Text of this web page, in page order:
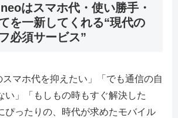
はスマホ代・使い勝手・
を一新してくれる“現代の
必須サービス”
マホ代を抑えたい」「でも通信の自
い」「もしもの時もすぐ解決した
ったりの、時代が求めたモバイル